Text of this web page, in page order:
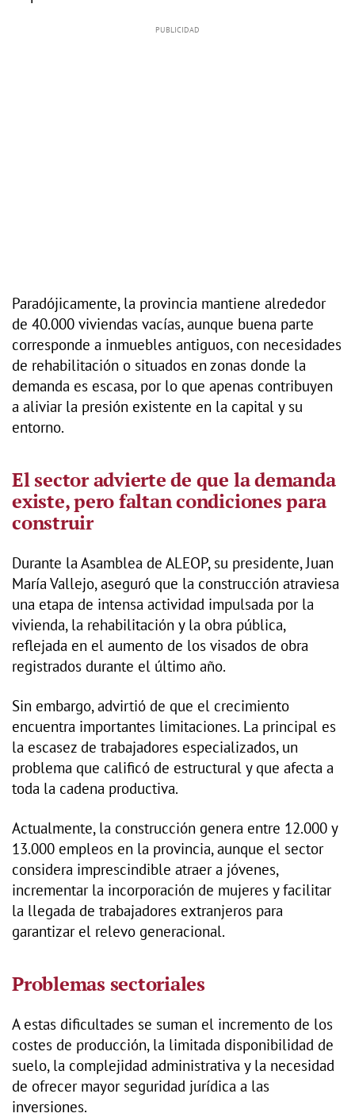
Paradójicamente, la provincia mantiene alrededor
de 40.000 viviendas vacías, aunque buena parte
corresponde a inmuebles antiguos, con necesidades
de rehabilitación o situados en zonas donde la
demanda es escasa, por lo que apenas contribuyen
a aliviar la presión existente en la capital y su
entorno.
El sector advierte de que la demanda
existe, pero faltan condiciones para
construir
Durante la Asamblea de ALEOP, su presidente, Juan
María Vallejo, aseguró que la construcción atraviesa
una etapa de intensa actividad impulsada por la
vivienda, la rehabilitación y la obra pública,
reflejada en el aumento de los visados de obra
registrados durante el último año.
Sin embargo, advirtió de que el crecimiento
encuentra importantes limitaciones. La principal es
la escasez de trabajadores especializados, un
problema que calificó de estructural y que afecta a
toda la cadena productiva.
Actualmente, la construcción genera entre 12.000 y
13.000 empleos en la provincia, aunque el sector
considera imprescindible atraer a jóvenes,
incrementar la incorporación de mujeres y facilitar
la llegada de trabajadores extranjeros para
garantizar el relevo generacional.
Problemas sectoriales
A estas dificultades se suman el incremento de los
costes de producción, la limitada disponibilidad de
suelo, la complejidad administrativa y la necesidad
de ofrecer mayor seguridad jurídica a las
inversiones.